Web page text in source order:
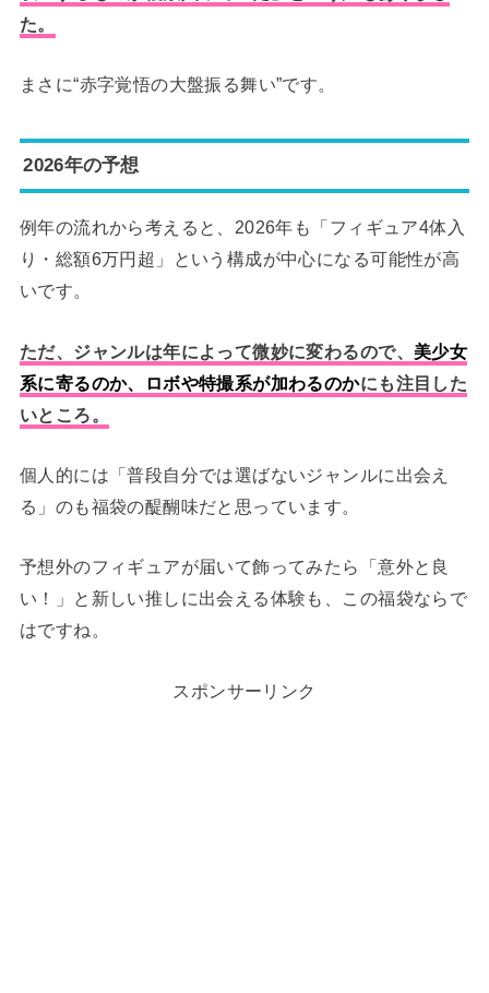
た。
まさに“赤字覚悟の大盤振る舞い”です。
2026年の予想
例年の流れから考えると、2026年も「フィギュア4体入
り・総額6万円超」という構成が中心になる可能性が高
いです。
ただ、ジャンルは年によって微妙に変わるので、 美少女
系に寄るのか、ロボや特撮系が加わるのかにも注目した
いところ。
個人的には「普段自分では選ばないジャンルに出会え
る」のも福袋の醍醐味だと思っています。
予想外のフィギュアが届いて飾ってみたら「意外と良
い！」と新しい推しに出会える体験も、この福袋ならで
はですね。
スポンサーリンク